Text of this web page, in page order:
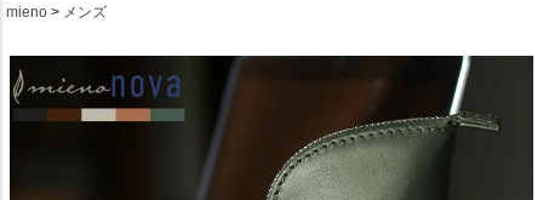
mieno メンズ